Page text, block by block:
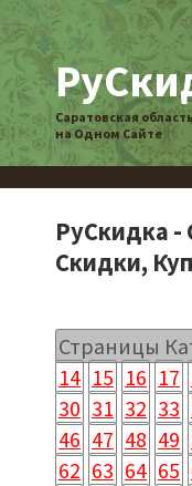
Саратовская
на Одном Сайте
РуСкидка -
Скидки,
Страницы
14 15 16 17
30 31 32 33
46 47 48 49
62 63 64 65